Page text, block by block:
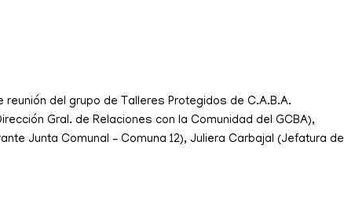
del grupo de Talleres Protegidos de C.A.B.A.
Gral. de Relaciones con la Comunidad del GCBA),
Junta Comunal – Comuna 12), Juliera Carbajal (Jefatura de